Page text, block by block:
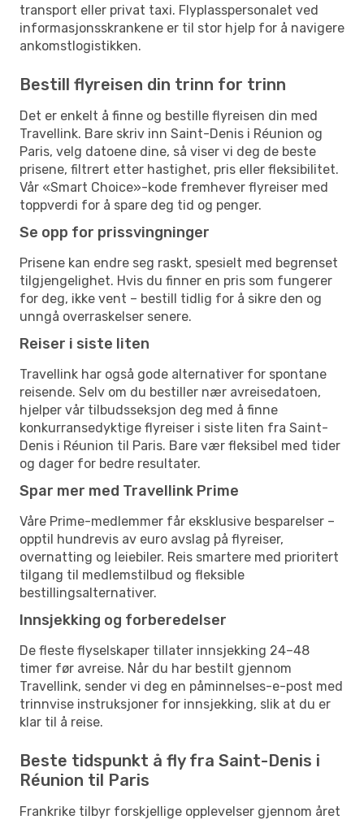
transport eller privat taxi. Flyplasspersonalet ved
informasjonsskrankene er til stor hjelp for å navigere
ankomstlogistikken.
Bestill flyreisen din trinn for trinn
Det er enkelt å finne og bestille flyreisen din med
Travellink. Bare skriv inn Saint-Denis i Réunion og
Paris, velg datoene dine, så viser vi deg de beste
prisene, filtrert etter hastighet, pris eller fleksibilitet.
Vår «Smart Choice»-kode fremhever flyreiser med
toppverdi for å spare deg tid og penger.
Se opp for prissvingninger
Prisene kan endre seg raskt, spesielt med begrenset
tilgjengelighet. Hvis du finner en pris som fungerer
for deg, ikke vent – bestill tidlig for å sikre den og
unngå overraskelser senere.
Reiser i siste liten
Travellink har også gode alternativer for spontane
reisende. Selv om du bestiller nær avreisedatoen,
hjelper vår tilbudsseksjon deg med å finne
konkurransedyktige flyreiser i siste liten fra Saint-
Denis i Réunion til Paris. Bare vær fleksibel med tider
og dager for bedre resultater.
Spar mer med Travellink Prime
Våre Prime-medlemmer får eksklusive besparelser –
opptil hundrevis av euro avslag på flyreiser,
overnatting og leiebiler. Reis smartere med prioritert
tilgang til medlemstilbud og fleksible
bestillingsalternativer.
Innsjekking og forberedelser
De fleste flyselskaper tillater innsjekking 24–48
timer før avreise. Når du har bestilt gjennom
Travellink, sender vi deg en påminnelses-e-post med
trinnvise instruksjoner for innsjekking, slik at du er
klar til å reise.
Beste tidspunkt å fly fra Saint-Denis i
Réunion til Paris
Frankrike tilbyr forskjellige opplevelser gjennom året